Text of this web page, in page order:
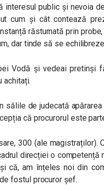
interesul public și nevoia
cum și cât contează
răsturnată prin
dar tinde să se
Vodă și vedeai pretinși
achitați.
sălile de judecată
că procurorul este
300 (ale magistraților).
direcției o
că, am înțeles noi din
fostul procuror șef.